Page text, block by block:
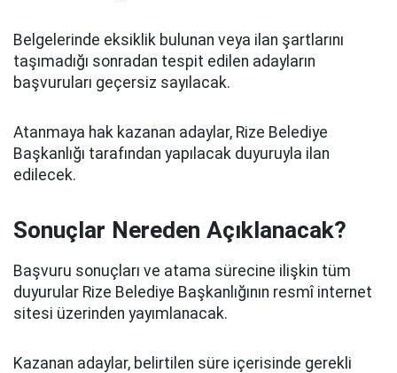
Belgelerinde eksiklik bulunan veya ilan şartlarını
taşımadığı sonradan tespit edilen adayların
başvuruları geçersiz sayılacak.
Atanmaya hak kazanan adaylar, Rize Belediye
Başkanlığı tarafından yapılacak duyuruyla ilan
edilecek.
Sonuçlar Nereden Açıklanacak?
Başvuru sonuçları ve atama sürecine ilişkin tüm
duyurular Rize Belediye Başkanlığının resmî internet
sitesi üzerinden yayımlanacak.
Kazanan adaylar, belirtilen süre içerisinde gerekli